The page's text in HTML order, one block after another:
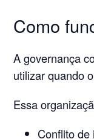
Como
A governança
utilizar quando
Essa
Conflito de